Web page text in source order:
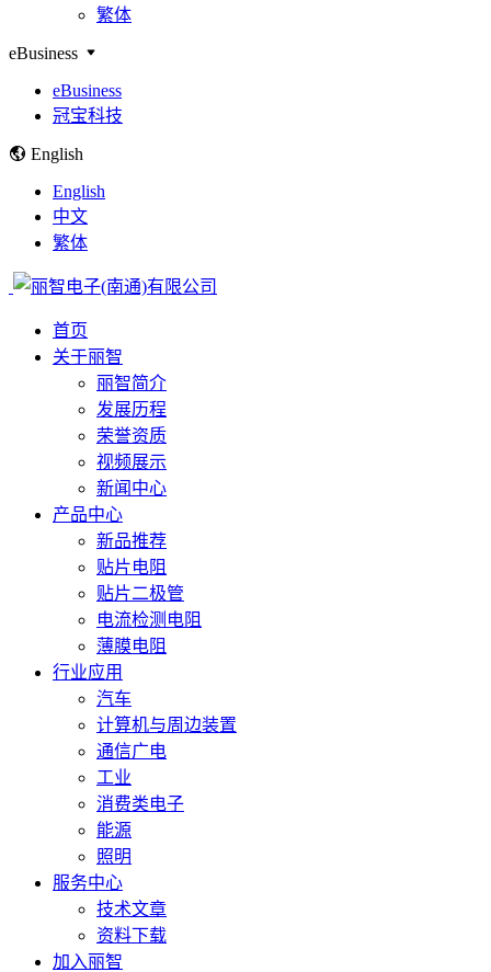
繁体
eBusiness
eBusiness
冠宝科技
English
English
中文
繁体
首页
关于丽智
丽智简介
发展历程
荣誉资质
视频展示
新闻中心
产品中心
新品推荐
贴片电阻
贴片二极管
电流检测电阻
薄膜电阻
行业应用
汽车
计算机与周边装置
通信广电
工业
消费类电子
能源
照明
服务中心
技术文章
资料下载
加入丽智